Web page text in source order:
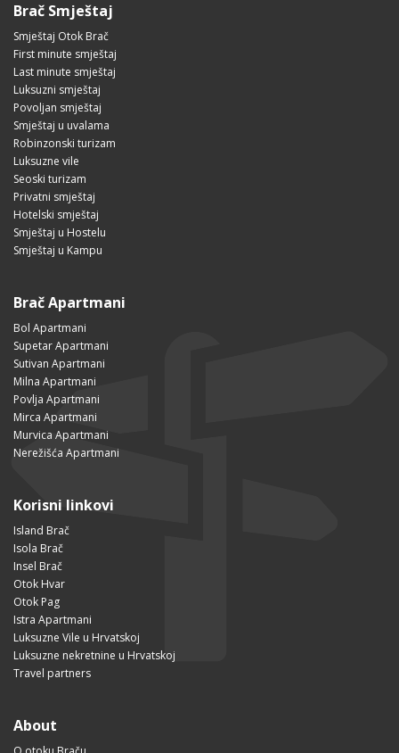
Brač Smještaj
Smještaj Otok Brač
First minute smještaj
Last minute smještaj
Luksuzni smještaj
Povoljan smještaj
Smještaj u uvalama
Robinzonski turizam
Luksuzne vile
Seoski turizam
Privatni smještaj
Hotelski smještaj
Smještaj u Hostelu
Smještaj u Kampu
Brač Apartmani
Bol Apartmani
Supetar Apartmani
Sutivan Apartmani
Milna Apartmani
Povlja Apartmani
Mirca Apartmani
Murvica Apartmani
Nerežišća Apartmani
Korisni linkovi
Island Brač
Isola Brač
Insel Brač
Otok Hvar
Otok Pag
Istra Apartmani
Luksuzne Vile u Hrvatskoj
Luksuzne nekretnine u Hrvatskoj
Travel partners
About